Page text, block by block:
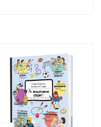
Авраменко
переводы
с
С начала
возглавляют